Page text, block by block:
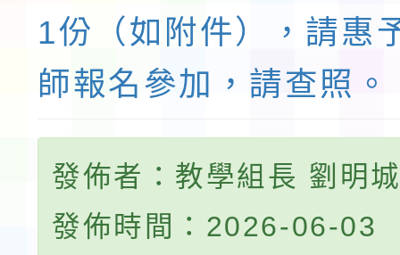
1份（如附件），請惠
師報名參加，請查照。
發佈者：教學組長 劉明
發佈時間：2026-06-03